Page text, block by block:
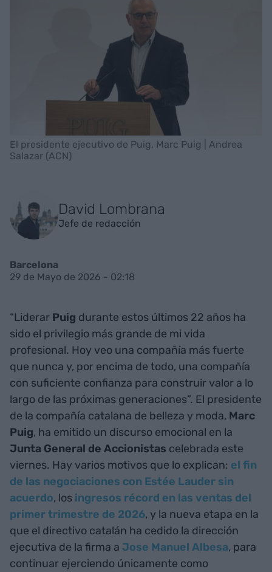
El presidente ejecutivo de Puig, Marc Puig | Andrea
Salazar (ACN)
David Lombrana
Jefe de redacción
Barcelona
29 de Mayo de 2026 - 02:18
“Liderar Puig durante estos últimos 22 años ha
sido el privilegio más grande de mi vida
profesional. Hoy veo una compañía más fuerte
que nunca y, por encima de todo, una compañía
con suficiente confianza para construir valor a lo
largo de las próximas generaciones”. El presidente
de la compañía catalana de belleza y moda, Marc
Puig, ha emitido un discurso emocional en la
Junta General de Accionistas celebrada este
viernes. Hay varios motivos que lo explican: el fin
de las negociaciones con Estée Lauder sin
acuerdo, los ingresos récord en las ventas del
primer trimestre de 2026, y la nueva etapa en la
que el directivo catalán ha cedido la dirección
ejecutiva de la firma a Jose Manuel Albesa, para
continuar ejerciendo únicamente como